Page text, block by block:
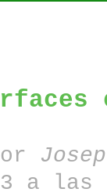
a las